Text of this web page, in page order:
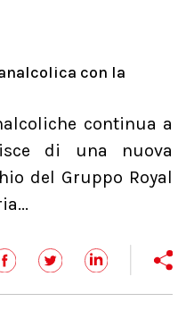
con la
continua a
di una nuova
del Gruppo Royal